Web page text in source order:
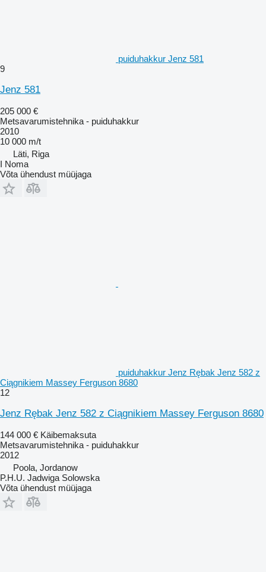
puiduhakkur Jenz 581
9
Jenz 581
205 000 €
Metsavarumistehnika - puiduhakkur
2010
10 000 m/t
Läti, Riga
I Noma
Võta ühendust müüjaga
puiduhakkur Jenz Rębak Jenz 582 z
Ciągnikiem Massey Ferguson 8680
12
Jenz Rębak Jenz 582 z Ciągnikiem Massey Ferguson 8680
144 000 € Käibemaksuta
Metsavarumistehnika - puiduhakkur
2012
Poola, Jordanow
P.H.U. Jadwiga Solowska
Võta ühendust müüjaga